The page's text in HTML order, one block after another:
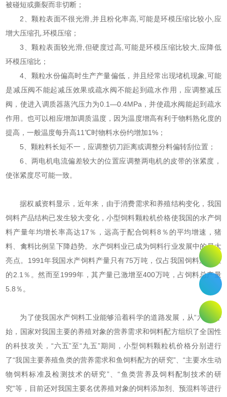
被碰短或撕裂而非切断；
2、颗粒表面不很光滑,并且粉化率高,可能是环模压缩比较小,应
增大压缩孔.环模压缩；
3、颗粒表面较光滑,但硬度过高,可能是环模压缩比较大,应降低
环模压缩比；
4、颗粒水份偏高时生产产量偏低，并且经常出现堵机现象,可能
是减压阀不能起减压效果或疏水阀不能起到疏水作用，应调整减压
阀，使进入调质器蒸汽压力为0.1—0.4MPa，并使疏水阀能起到疏水
作用。也可以相应增加调质温度，因为温度增高有利于物料熟化度的
提高，一般温度每升高11℃时物料水份约增加1%；
5、颗粒料长短不一，应调整切刀距离或调整分料偏转刮位置；
6、两电机电流偏差较大的位置应调整两电机的皮带的张紧度，
使张紧度尽可能一致。
据权威资料显示，近年来，由于消费需求和养殖结构变化，我国
饲料产品结构已发生较大变化，小型饲料颗粒机价格使我国的水产饲
料产量年均增长率高达17％，远高于配合饲料8％的平均增速，猪
料、禽料比例呈下降趋势。水产饲料业已成为饲料行业发展中的最大
亮点。1991年我国水产饲料产量只有75万吨，仅占我国饲料总产量
的2.1％。然而至1999年，其产量已激增至400万吨，占饲料总产量
5.8％。
为了使我国水产饲料工业能够沿着科学的道路发展，从“六五”开
始，国家对我国主要的养殖对象的营养需求和饲料配方组织了全国性
的科技攻关，“六五”至“九五”期间，小型饲料颗粒机价格分别进行
了“我国主要养殖鱼类的营养需求和鱼饲料配方的研究”、“主要水生动
物饲料标准及检测技术的研究”、“鱼类营养及饲料配制技术的研
究”等，目前还对我国主要名优养殖对象的饲料添加剂、预混料等进行